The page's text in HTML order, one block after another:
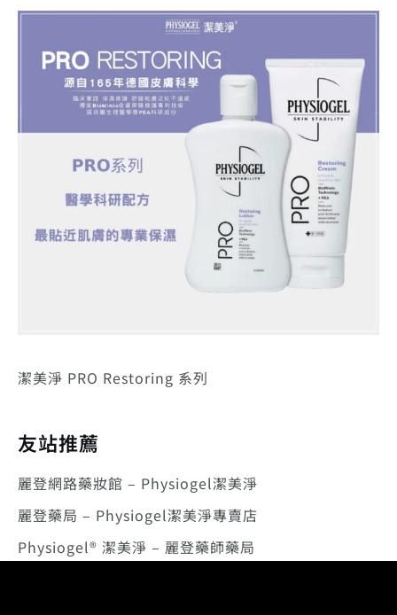
潔美淨 PRO Restoring 系列
友站推薦
麗登網路藥妝館 – Physiogel潔美淨
麗登藥局 – Physiogel潔美淨專賣店
Physiogel® 潔美淨 – 麗登藥師藥局